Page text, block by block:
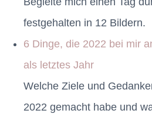
festgehalten in 12 Bildern.
6 Dinge, die 2022 bei mir
als letztes Jahr
Welche Ziele und
2022 gemacht habe und